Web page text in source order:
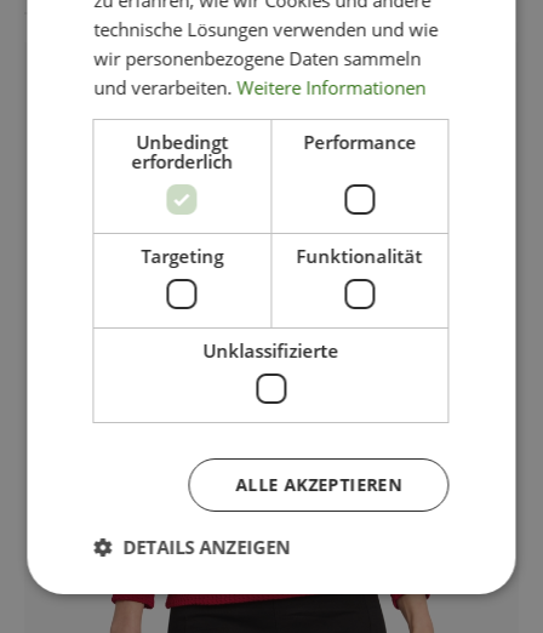
technische Lösungen verwenden und wie
wir personenbezogene Daten sammeln
und verarbeiten.Weitere Informationen
Unbedingt
erforderlich
Performance
Targeting Funktionalität
Unklassifizierte
ALLE AKZEPTIEREN
DETAILS ANZEIGEN